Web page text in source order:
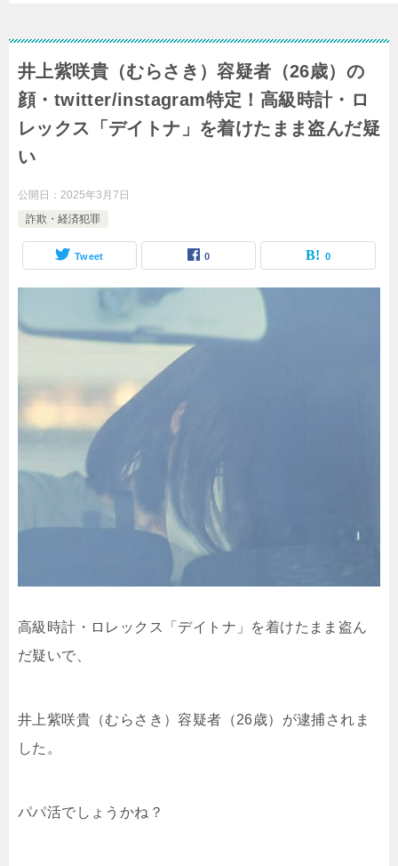
井上紫咲貴（むらさき）容疑者（26歳）の
顔・twitter/instagram特定！高級時計・ロ
レックス「デイトナ」を着けたまま盗んだ疑
い
公開日： 2025年3月7日
詐欺・経済犯罪
Tweet 0 0
高級時計・ロレックス「デイトナ」を着けたまま盗ん
だ疑いで、
井上紫咲貴（むらさき）容疑者（26歳）が逮捕されま
した。
パパ活でしょうかね？